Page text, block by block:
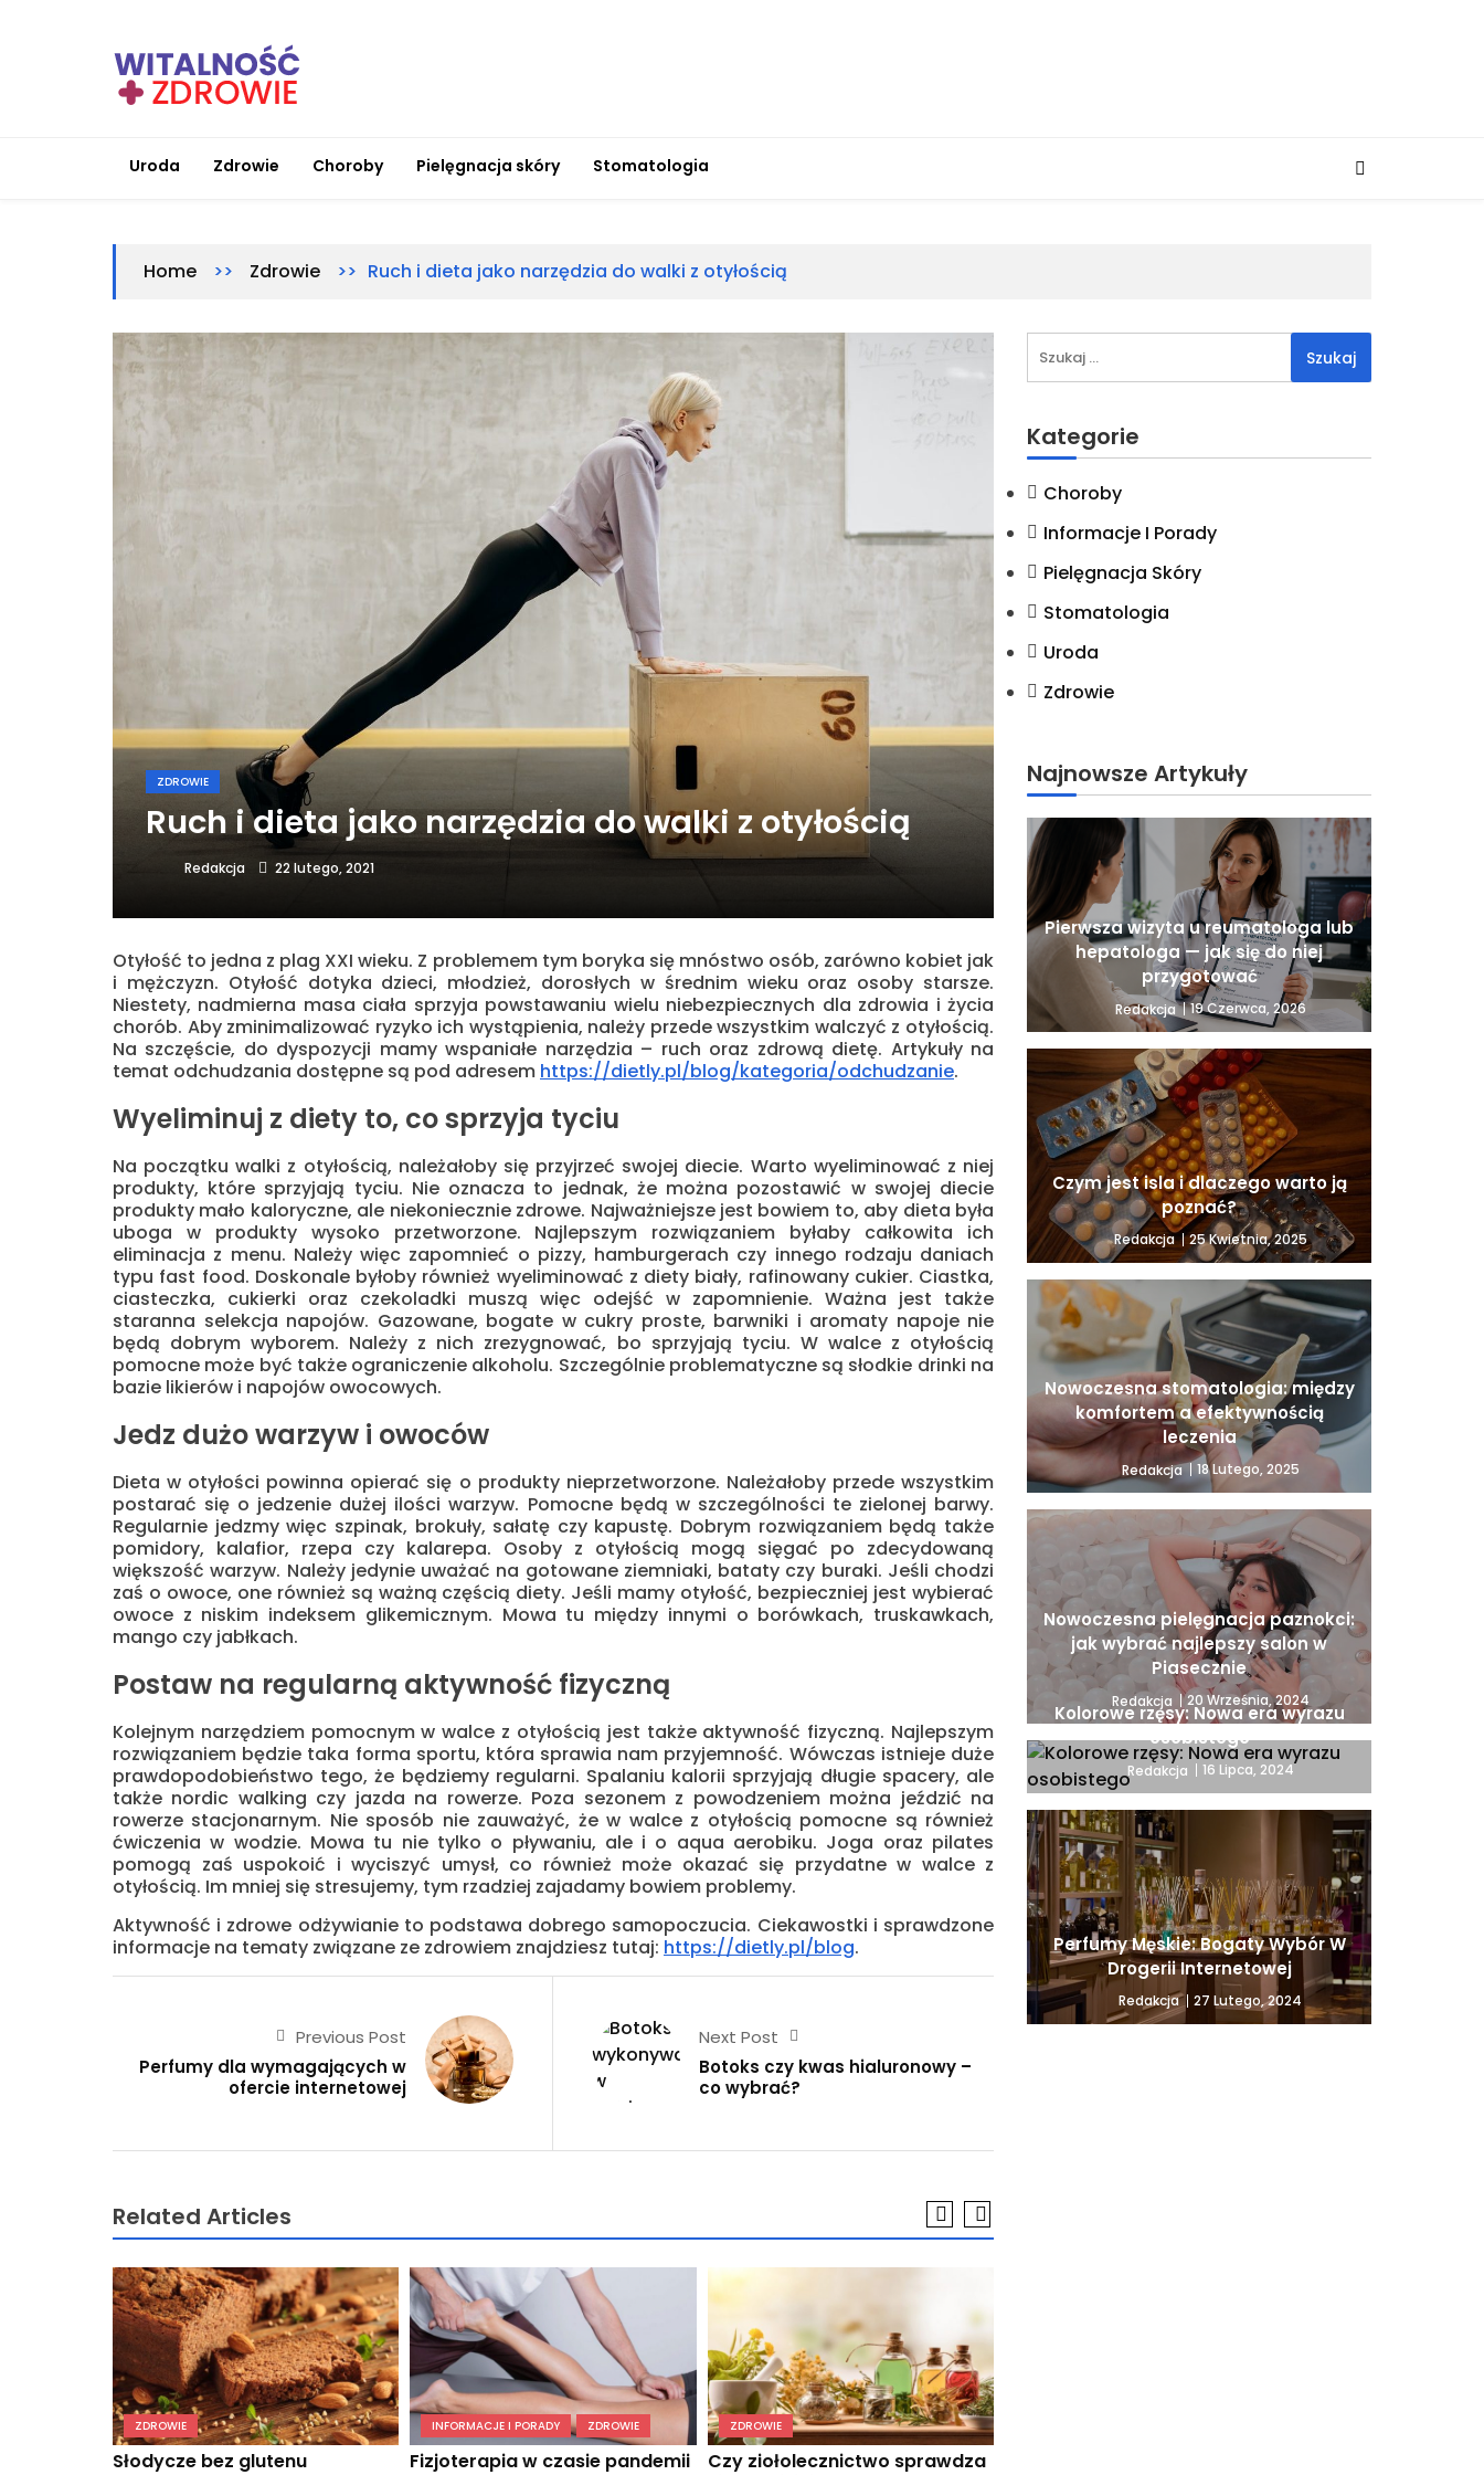
Uroda Zdrowie Choroby Pielęgnacja skóry Stomatologia
Home >> Zdrowie >> Ruch i dieta jako narzędzia do walki z otyłością
ZDROWIE
Ruch i dieta jako narzędzia do walki z otyłością
Redakcja 22 lutego, 2021
Otyłość to jedna z plag XXI wieku. Z problemem tym boryka się mnóstwo osób, zarówno kobiet jak
i mężczyzn. Otyłość dotyka dzieci, młodzież, dorosłych w średnim wieku oraz osoby starsze.
Niestety, nadmierna masa ciała sprzyja powstawaniu wielu niebezpiecznych dla zdrowia i życia
chorób. Aby zminimalizować ryzyko ich wystąpienia, należy przede wszystkim walczyć z otyłością.
Na szczęście, do dyspozycji mamy wspaniałe narzędzia – ruch oraz zdrową dietę. Artykuły na
temat odchudzania dostępne są pod adresem https://dietly.pl/blog/kategoria/odchudzanie.
Wyeliminuj z diety to, co sprzyja tyciu
Na początku walki z otyłością, należałoby się przyjrzeć swojej diecie. Warto wyeliminować z niej
produkty, które sprzyjają tyciu. Nie oznacza to jednak, że można pozostawić w swojej diecie
produkty mało kaloryczne, ale niekoniecznie zdrowe. Najważniejsze jest bowiem to, aby dieta była
uboga w produkty wysoko przetworzone. Najlepszym rozwiązaniem byłaby całkowita ich
eliminacja z menu. Należy więc zapomnieć o pizzy, hamburgerach czy innego rodzaju daniach
typu fast food. Doskonale byłoby również wyeliminować z diety biały, rafinowany cukier. Ciastka,
ciasteczka, cukierki oraz czekoladki muszą więc odejść w zapomnienie. Ważna jest także
staranna selekcja napojów. Gazowane, bogate w cukry proste, barwniki i aromaty napoje nie
będą dobrym wyborem. Należy z nich zrezygnować, bo sprzyjają tyciu. W walce z otyłością
pomocne może być także ograniczenie alkoholu. Szczególnie problematyczne są słodkie drinki na
bazie likierów i napojów owocowych.
Jedz dużo warzyw i owoców
Dieta w otyłości powinna opierać się o produkty nieprzetworzone. Należałoby przede wszystkim
postarać się o jedzenie dużej ilości warzyw. Pomocne będą w szczególności te zielonej barwy.
Regularnie jedzmy więc szpinak, brokuły, sałatę czy kapustę. Dobrym rozwiązaniem będą także
pomidory, kalafior, rzepa czy kalarepa. Osoby z otyłością mogą sięgać po zdecydowaną
większość warzyw. Należy jedynie uważać na gotowane ziemniaki, bataty czy buraki. Jeśli chodzi
zaś o owoce, one również są ważną częścią diety. Jeśli mamy otyłość, bezpieczniej jest wybierać
owoce z niskim indeksem glikemicznym. Mowa tu między innymi o borówkach, truskawkach,
mango czy jabłkach.
Postaw na regularną aktywność fizyczną
Kolejnym narzędziem pomocnym w walce z otyłością jest także aktywność fizyczną. Najlepszym
rozwiązaniem będzie taka forma sportu, która sprawia nam przyjemność. Wówczas istnieje duże
prawdopodobieństwo tego, że będziemy regularni. Spalaniu kalorii sprzyjają długie spacery, ale
także nordic walking czy jazda na rowerze. Poza sezonem z powodzeniem można jeździć na
rowerze stacjonarnym. Nie sposób nie zauważyć, że w walce z otyłością pomocne są również
ćwiczenia w wodzie. Mowa tu nie tylko o pływaniu, ale i o aqua aerobiku. Joga oraz pilates
pomogą zaś uspokoić i wyciszyć umysł, co również może okazać się przydatne w walce z
otyłością. Im mniej się stresujemy, tym rzadziej zajadamy bowiem problemy.
Aktywność i zdrowe odżywianie to podstawa dobrego samopoczucia. Ciekawostki i sprawdzone
informacje na tematy związane ze zdrowiem znajdziesz tutaj: https://dietly.pl/blog.
Previous Post
Perfumy dla wymagających w
ofercie internetowej
Next Post
Botoks czy kwas hialuronowy –
co wybrać?
Related Articles
ZDROWIE
Słodycze bez glutenu
INFORMACJE I PORADY ZDROWIE
Fizjoterapia w czasie pandemii
ZDROWIE
Czy ziołolecznictwo sprawdza
Kategorie
Choroby
Informacje I Porady
Pielęgnacja Skóry
Stomatologia
Uroda
Zdrowie
Najnowsze Artykuły
Pierwsza wizyta u reumatologa lub
hepatologa — jak się do niej
przygotować
Redakcja 19 Czerwca, 2026
Czym jest isla i dlaczego warto ją
poznać?
Redakcja 25 Kwietnia, 2025
Nowoczesna stomatologia: między
komfortem a efektywnością
leczenia
Redakcja 18 Lutego, 2025
Nowoczesna pielęgnacja paznokci:
jak wybrać najlepszy salon w
Piasecznie
Redakcja 20 Września, 2024
Kolorowe rzęsy: Nowa era wyrazu
osobistego
Redakcja 16 Lipca, 2024
Perfumy Męskie: Bogaty Wybór W
Drogerii Internetowej
Redakcja 27 Lutego, 2024